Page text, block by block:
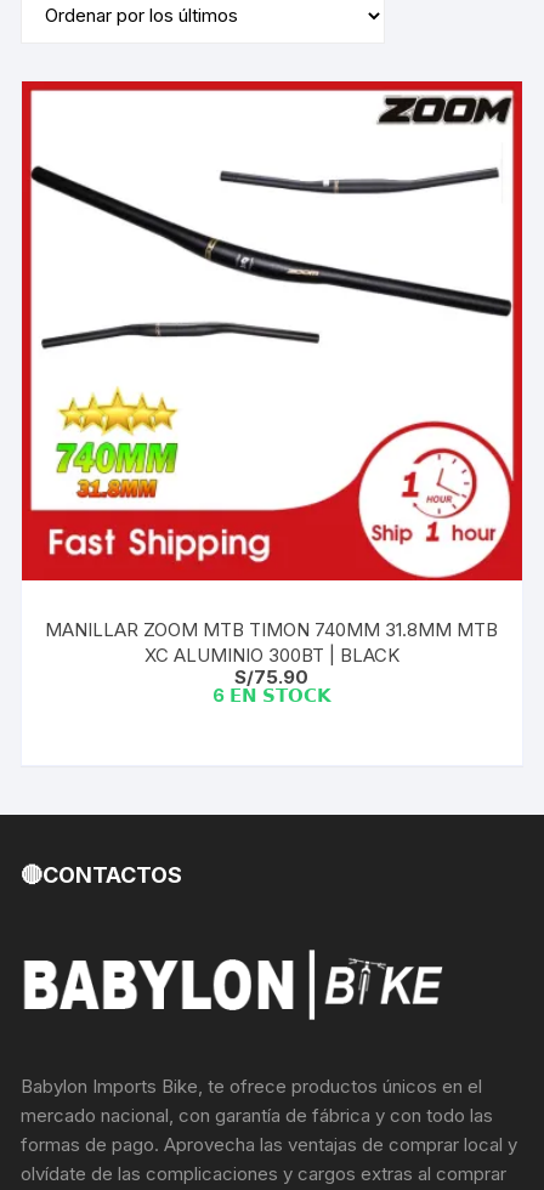
MANILLAR ZOOM MTB TIMON 740MM 31.8MM MTB
XC ALUMINIO 300BT | BLACK
S/75.90
6 𝗘𝗡 𝗦𝗧𝗢𝗖𝗞
🔴CONTACTOS
Babylon Imports Bike, te ofrece productos únicos en el
mercado nacional, con garantía de fábrica y con todo las
formas de pago. Aprovecha las ventajas de comprar local y
olvídate de las complicaciones y cargos extras al comprar